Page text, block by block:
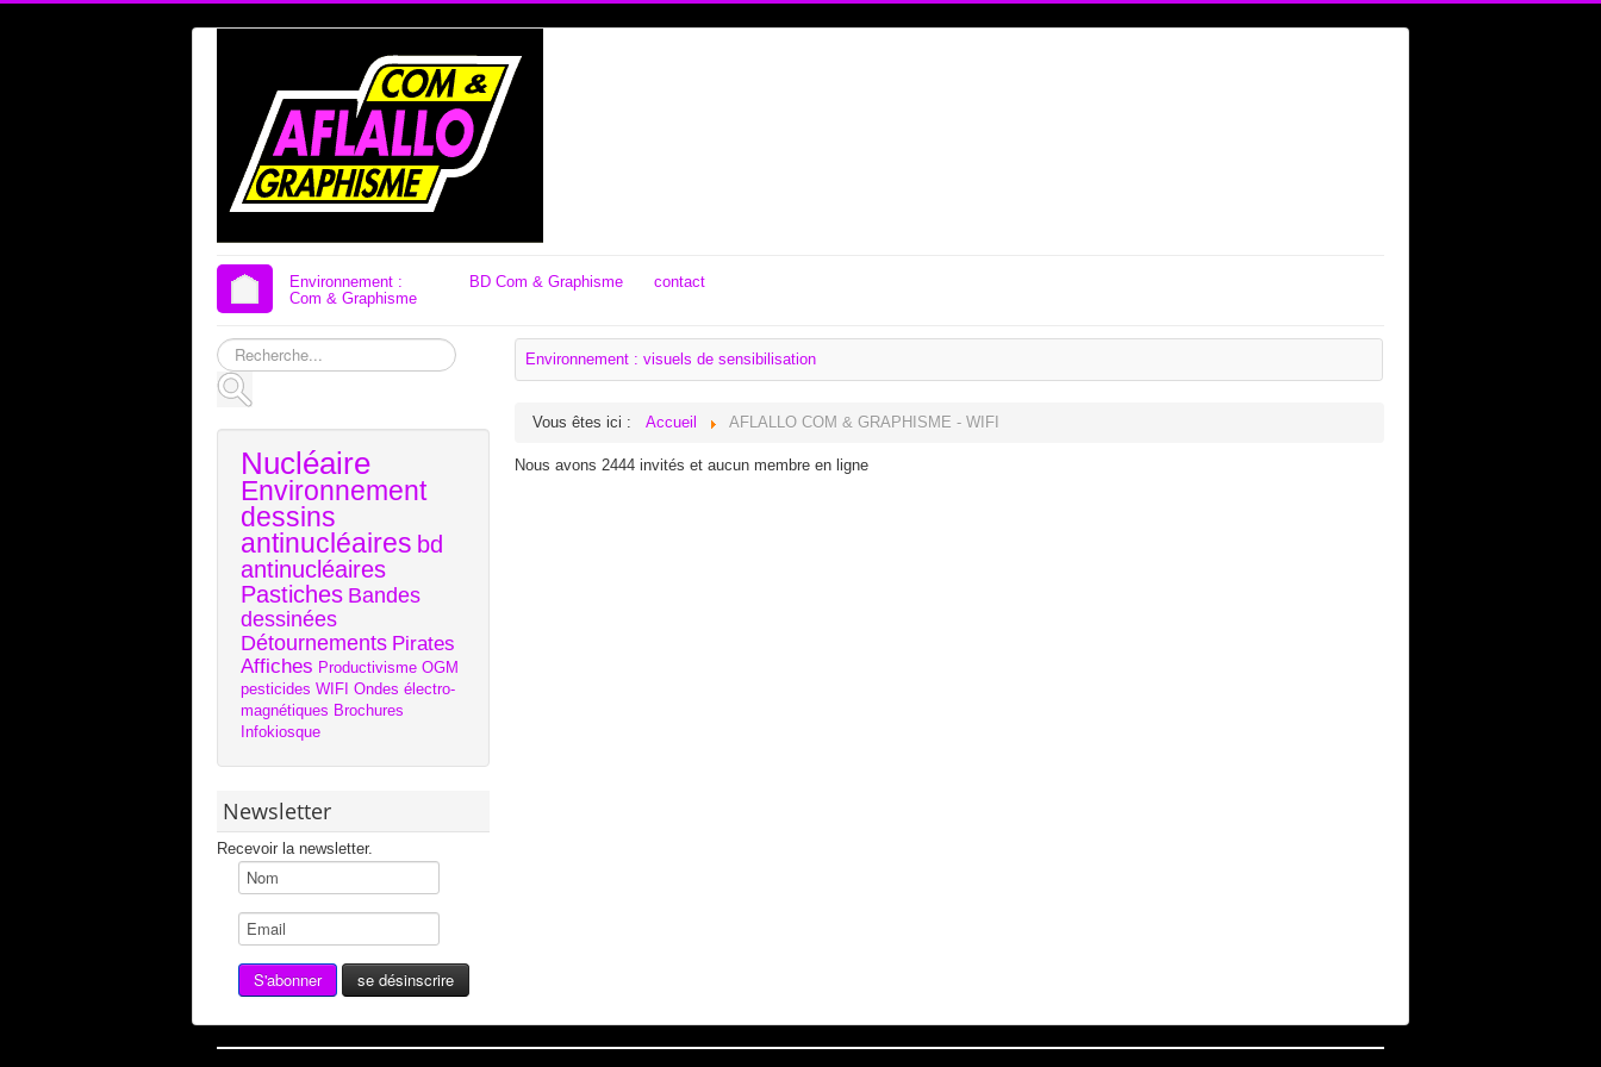
Environnement :
Com & Graphisme
BD Com & Graphisme contact
Rechercher
Nucléaire
Environnement
dessins
antinucléaires bd
antinucléaires
Pastiches Bandes
dessinées
Détournements Pirates
Affiches Productivisme OGM
pesticides WIFI Ondes électro-
magnétiques Brochures
Infokiosque
Newsletter
Recevoir la newsletter.
Environnement : visuels de sensibilisation
Vous êtes ici : Accueil AFLALLO COM & GRAPHISME - WIFI
Nous avons 2444 invités et aucun membre en ligne